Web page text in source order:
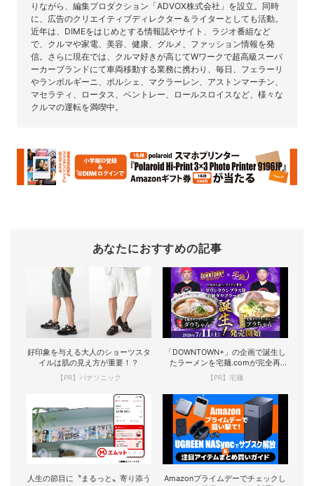
りながら、編集プロダクション「ADVOX株式会社」を設立。同時
に、広告のクリエイティブディレクター＆ライターとしても活動。
近年は、DIMEをはじめとする情報誌やサイト、ラジオ番組など
で、クルマや家電、美容、健康、グルメ、ファッション情報を発
信。さらに現在では、クルマ好きが高じてWワークで超高級スーパ
ーカーブランドにて車両移動する業務に携わり、毎日、フェラーリ
やランボルギーニ、ポルシェ、マクラーレン、アストンマーチン、
マセラティ、ロータス、ベントレー、ロールスロイスなど、様々な
クルマの運転を満喫中。
あなたにおすすめの記事
好印象を与える大人のショーツスタ
イルは肌の見え方が重要！？
【PR】パナソニック
「DOWNTOWN+」の企画で誕生し
たラーメンを宅麺.comが完全再
現！
【PR】宅麺
人生の節目に〝まるっと〟寄り添う
Amazonプライムデーでチェックし